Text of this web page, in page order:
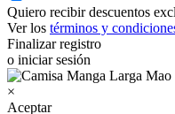
Quiero recibir descuentos
Ver los términos y
Finalizar registro
o iniciar sesión
×
Aceptar